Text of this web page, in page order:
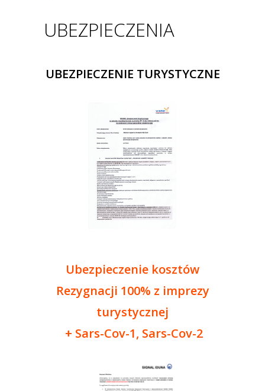
UBEZPIECZENIA
UBEZPIECZENIE TURYSTYCZNE
Ubezpieczenie kosztów
Rezygnacji 100% z imprezy
turystycznej
+ Sars-Cov-1, Sars-Cov-2